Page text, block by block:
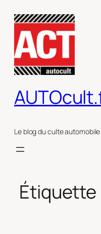
contenu
Le blog du culte
Étiquette